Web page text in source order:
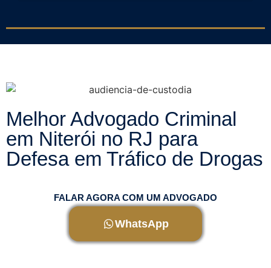
Melhor Advogado Criminal
em Niterói no RJ para
Defesa em Tráfico de Drogas
FALAR AGORA COM UM ADVOGADO
WhatsApp